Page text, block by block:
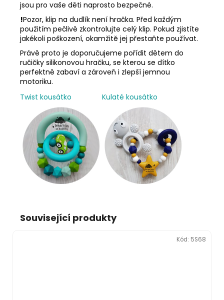
jsou pro vaše děti naprosto bezpečné.
!Pozor, klip na dudlík není hračka. Před každým
použitím pečlivě zkontrolujte celý klip. Pokud zjistíte
jakékoli poškození, okamžitě jej přestaňte používat.
Právě proto je doporučujeme pořídit dětem do
ručičky silikonovou hračku, se kterou se dítko
perfektně zabaví a zároveň i zlepší jemnou
motoriku.
Twist kousátko
Kulaté kousátko
Související produkty
Kód: 5S68